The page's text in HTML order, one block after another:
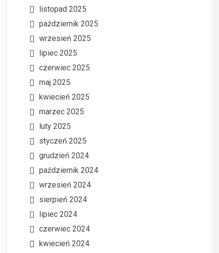
listopad 2025
październik 2025
wrzesień 2025
lipiec 2025
czerwiec 2025
maj 2025
kwiecień 2025
marzec 2025
luty 2025
styczeń 2025
grudzień 2024
październik 2024
wrzesień 2024
sierpień 2024
lipiec 2024
czerwiec 2024
kwiecień 2024